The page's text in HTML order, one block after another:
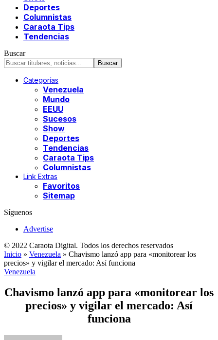
Deportes
Columnistas
Caraota Tips
Tendencias
Buscar
Categorías
Venezuela
Mundo
EEUU
Sucesos
Show
Deportes
Tendencias
Caraota Tips
Columnistas
Link Extras
Favoritos
Sitemap
Síguenos
Advertise
© 2022 Caraota Digital. Todos los derechos reservados
Inicio » Venezuela » Chavismo lanzó app para «monitorear los
precios» y vigilar el mercado: Así funciona
Venezuela
Chavismo lanzó app para «monitorear los
precios» y vigilar el mercado: Así
funciona